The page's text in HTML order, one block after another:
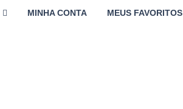
MINHA CONTA MEUS FAVORITOS